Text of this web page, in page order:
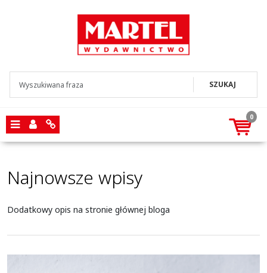
SZUKAJ
MenuPanel
Info
0
Najnowsze wpisy
Dodatkowy opis na stronie głównej bloga